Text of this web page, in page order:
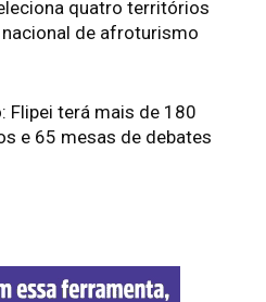
quatro territórios
nacional de afroturismo
Flipei terá mais de 180
e 65 mesas de debates